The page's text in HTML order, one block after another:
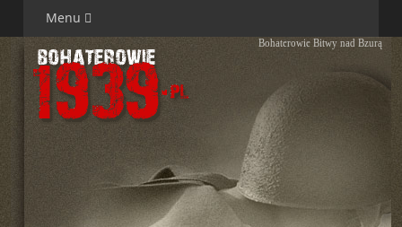
Menu
Bohaterowie Bitwy nad Bzurą